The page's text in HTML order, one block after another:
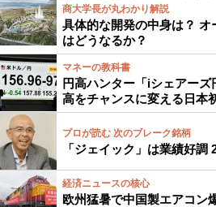
商大学長が丸わかり解説
具体的な開発の中身は？
はどうなるか？
マネーの教科書
円高ハンター「iシェアー
高をチャンスに変える日本
プロが読む 次のブレーク銘柄
「ジェイック」は業績好調
経済ニュースの核心
欧州猛暑で中国製エアコン